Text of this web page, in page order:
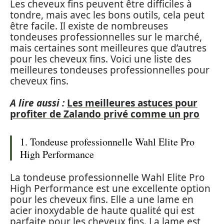
Les cheveux fins peuvent être difficiles à
tondre, mais avec les bons outils, cela peut
être facile. Il existe de nombreuses
tondeuses professionnelles sur le marché,
mais certaines sont meilleures que d’autres
pour les cheveux fins. Voici une liste des
meilleures tondeuses professionnelles pour
cheveux fins.
A lire aussi : Les meilleures astuces pour
profiter de Zalando privé comme un pro
1. Tondeuse professionnelle Wahl Elite Pro
High Performance
La tondeuse professionnelle Wahl Elite Pro
High Performance est une excellente option
pour les cheveux fins. Elle a une lame en
acier inoxydable de haute qualité qui est
parfaite pour les cheveux fins. La lame est